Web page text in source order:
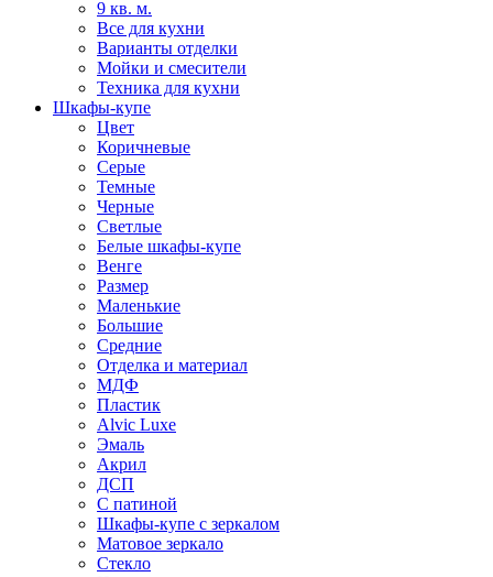
9 кв. м.
Все для кухни
Варианты отделки
Мойки и смесители
Техника для кухни
Шкафы-купе
Цвет
Коричневые
Серые
Темные
Черные
Светлые
Белые шкафы-купе
Венге
Размер
Маленькие
Большие
Средние
Отделка и материал
МДФ
Пластик
Alvic Luxe
Эмаль
Акрил
ДСП
С патиной
Шкафы-купе с зеркалом
Матовое зеркало
Стекло